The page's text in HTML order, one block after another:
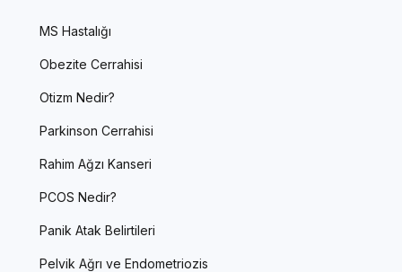
MS Hastalığı
Obezite Cerrahisi
Otizm Nedir?
Parkinson Cerrahisi
Rahim Ağzı Kanseri
PCOS Nedir?
Panik Atak Belirtileri
Pelvik Ağrı ve Endometriozis